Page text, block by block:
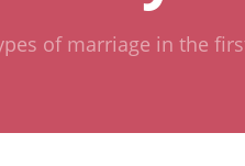
of marriage in the